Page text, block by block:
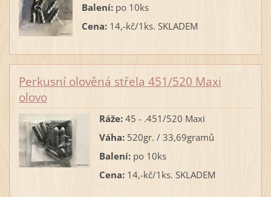
Balení: po 10ks
Cena:14,-kč/1ks. SKLADEM
Perkusní olověná střela 451/520 Maxi
olovo
Ráže:45 - .451/520 Maxi
Váha:520gr. / 33,69gramů
Balení: po 10ks
Cena: 14,-kč/1ks. SKLADEM